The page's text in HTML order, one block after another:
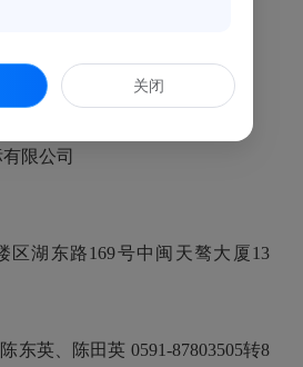
泰招标有限公司
区湖东路169号中闽天骜大厦13
东英、陈田英 0591-87803505转8
关闭